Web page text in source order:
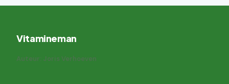
Vitamineman
Auteur: Joris Verhoeven